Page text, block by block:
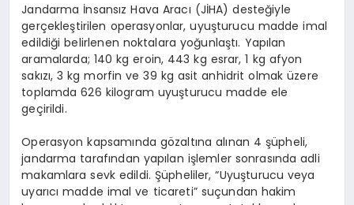
Jandarma İnsansız Hava Aracı (JİHA) desteğiyle
gerçekleştirilen operasyonlar, uyuşturucu madde imal
edildiği belirlenen noktalara yoğunlaştı. Yapılan
aramalarda; 140 kg eroin, 443 kg esrar, 1 kg afyon
sakızı, 3 kg morfin ve 39 kg asit anhidrit olmak üzere
toplamda 626 kilogram uyuşturucu madde ele
geçirildi.
Operasyon kapsamında gözaltına alınan 4 şüpheli,
jandarma tarafından yapılan işlemler sonrasında adli
makamlara sevk edildi. Şüpheliler, “Uyuşturucu veya
uyarıcı madde imal ve ticareti” suçundan hakim